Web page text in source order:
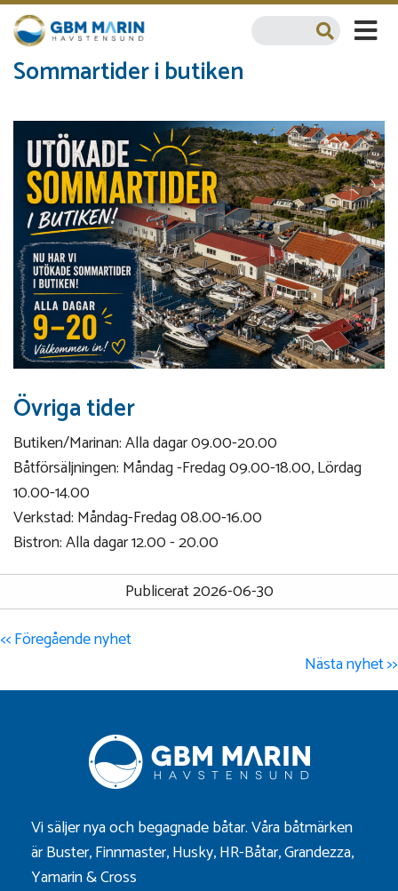
Sommartider i butiken
Övriga tider
Butiken/Marinan: Alla dagar 09.00-20.00
Båtförsäljningen: Måndag -Fredag 09.00-18.00, Lördag
10.00-14.00
Verkstad: Måndag-Fredag 08.00-16.00
Bistron: Alla dagar 12.00 - 20.00
Publicerat 2026-06-30
<< Föregående nyhet
Nästa nyhet >>
Vi säljer nya och begagnade båtar. Våra båtmärken
ärBuster,Finnmaster,Husky,HR-Båtar,Grandezza,
Yamarin&Cross